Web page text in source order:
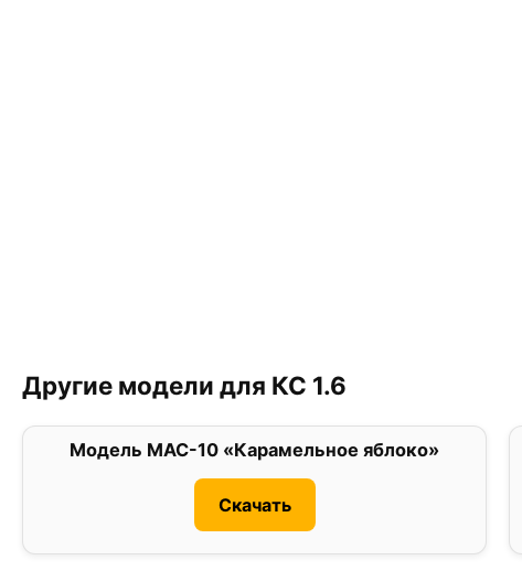
Другие модели для КС 1.6
Модель MAC-10 «Карамельное яблоко»
Скачать